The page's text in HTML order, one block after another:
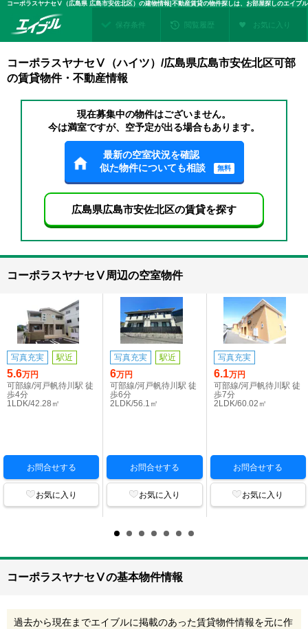
コーポラスヤナセⅤ（広島県 広島市安佐北区）の建物情報|不動産賃貸の物件探しは、お部屋探しのエイブル
保存条件 閲覧履歴 お気に入り
コーポラスヤナセⅤ（ハイツ）/広島県広島市安佐北区可部
の賃貸物件・不動産情報
現在募集中の物件はございません。
今は満室ですが、空予定が出る場合もあります。
最新の空室状況を確認
似た物件についても相談
無料
広島県広島市安佐北区の賃貸を探す
コーポラスヤナセⅤ周辺の空室物件
写真充実 駅近
5.6万円
可部線/河戸帆待川駅 徒
歩4分
1LDK/42.28㎡
お問合せする
お気に入り
写真充実 駅近
6万円
可部線/河戸帆待川駅 徒
歩6分
2LDK/56.1㎡
お問合せする
お気に入り
写真充実
6.1万円
可部線/河戸帆待川駅 徒
歩7分
2LDK/60.02㎡
お問合せする
お気に入り
コーポラスヤナセⅤの基本物件情報
過去から現在までエイブルに掲載のあった賃貸物件情報を元に作